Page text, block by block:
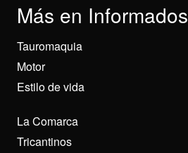
Más en Informados
Tauromaquia
Motor
Estilo de vida
La Comarca
Tricantinos